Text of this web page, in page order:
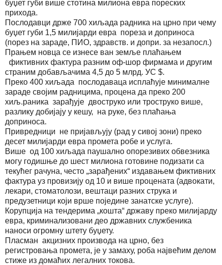
буџет губи више стотина милиона евра пореских
прихода.
Послодавци држе 700 хиљада радника на црно при чему
буџет губи 1,5 милијарди евра пореза и доприноса
(порез на зараде, ПИО, здравств. и допри. за незапосл.)
Прањем новца се изнесе ван земље плаћањем
фиктивних фактура разним оф-шор фирмама и другим
страним добављачима 4,5 до 5 млрд. УС $.
Преко 400 хиљада послодаваца исплаћује минималне
зараде својим радницима, процена да преко 200
хиљ.раника зарађује двоструко или троструко више,
разлику добијају у кешу, на руке, без плаћања
доприноса.
Привредници не пријављују (рад у сивој зони) преко
десет милијарди евра промета робе и услуга.
Више од 100 хиљада паушално опорезивих обвезника
могу годишње до шест милиона готовине подизати са
текућег рачуна, често „зарађених“ издавањем фиктивних
фактура уз провизију од 10 и више процената (адвокати,
лекари, стоматолози, вештаци разних струка и
предузетници који врше поједине занатске услуге).
Корупција на тендерима „кошта“ државу преко милијарду
евра, криминализовани део државних службеника
наноси огромну штету буџету.
Пласман акцизних производа на црно, без
регистровања промета, је у замаху, роба највећим делом
стиже из домаћих легалних токова.